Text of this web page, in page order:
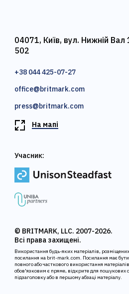
04071, Київ, вул. Нижній Вал
502
+38 044 425-07-27
office@britmark.com
press@britmark.com
На мапі
© BRITMARK, LLC. 2007-2026.
Всі права захищені.
Використання будь-яких матеріалів,
посилання на brit-mark.com. Посилання має
повного або часткового використання
обов'язковим є пряме, відкрите для пошукових
підзаголовку або в першому абзаці матеріалу.
Учасник: